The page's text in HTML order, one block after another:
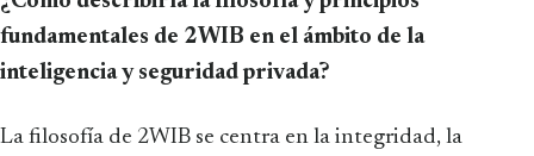
fundamentales de 2WIB en el ámbito de la
inteligencia y seguridad privada?
La filosofía de 2WIB se centra en la integridad, la